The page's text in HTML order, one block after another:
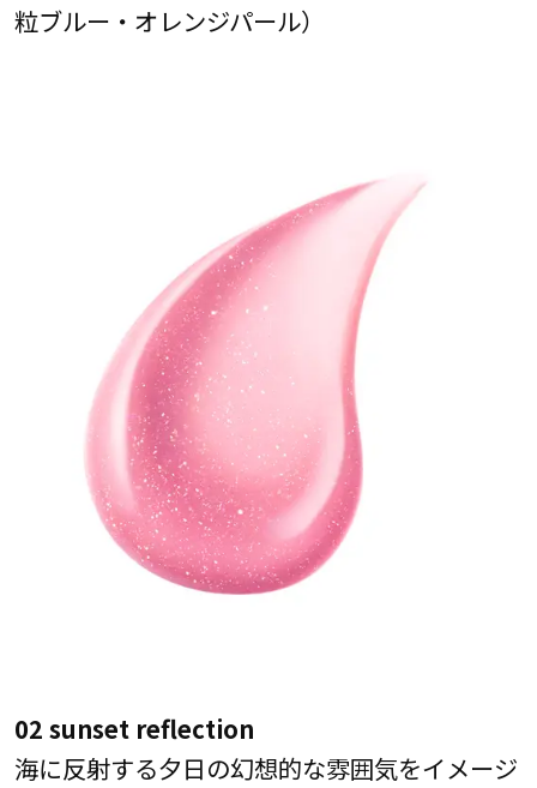
粒ブルー・オレンジパール）
02 sunset reflection
海に反射する夕日の幻想的な雰囲気をイメージ